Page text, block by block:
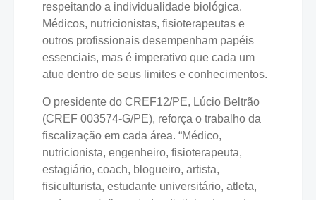
respeitando a individualidade biológica.
Médicos, nutricionistas, fisioterapeutas e
outros profissionais desempenham papéis
essenciais, mas é imperativo que cada um
atue dentro de seus limites e conhecimentos.
O presidente do CREF12/PE, Lúcio Beltrão
(CREF 003574-G/PE), reforça o trabalho da
fiscalização em cada área. “Médico,
nutricionista, engenheiro, fisioterapeuta,
estagiário, coach, blogueiro, artista,
fisiculturista, estudante universitário, atleta,